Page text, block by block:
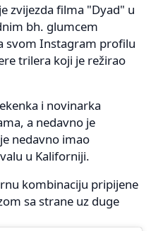
zvijezda filma "Dyad" u
bh. glumcem
svom Instagram profilu
trilera koji je režirao
i novinarka
a nedavno je
nedavno imao
u Kaliforniji.
kombinaciju pripijene
sa strane uz duge